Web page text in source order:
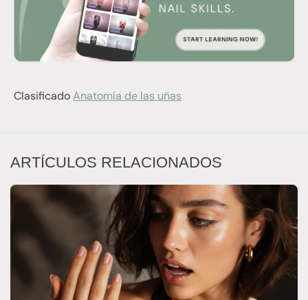
ClasificadoAnatomía de las uñas
ARTÍCULOS RELACIONADOS